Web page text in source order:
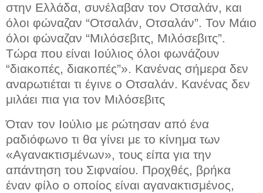
στην Ελλάδα, συνέλαβαν τον Οτσαλάν, και
όλοι φώναζαν “Οτσαλάν, Οτσαλάν”. Τον Μάιο
όλοι φώναζαν “Μιλόσεβιτς, Μιλόσεβιτς”.
Τώρα που είναι Ιούλιος όλοι φωνάζουν
“διακοπές, διακοπές”». Κανένας σήμερα δεν
αναρωτιέται τι έγινε ο Οτσαλάν. Κανένας δεν
μιλάει πια για τον Μιλόσεβιτς
Όταν τον Ιούλιο με ρώτησαν από ένα
ραδιόφωνο τι θα γίνει με το κίνημα των
«Αγανακτισμένων», τους είπα για την
απάντηση του Σιφναίου. Προχθές, βρήκα
έναν φίλο ο οποίος είναι αγανακτισμένος,